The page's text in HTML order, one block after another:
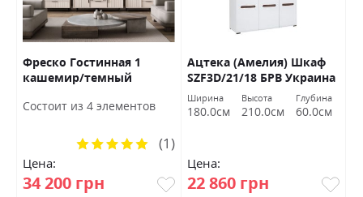
Фреско Гостинная 1
кашемир/темный
Состоит из 4 элементов
Цена:
34 200 грн
Рейтинг:
(1)
Ацтека (Амелия) Шкаф
SZF3D/21/18 БРВ Украина
Ширина
180.0см
Высота
210.0см
Глубина
60.0см
Цена:
22 860 грн